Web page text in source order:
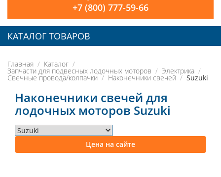
+7 (800) 777-59-66
КАТАЛОГ ТОВАРОВ
Главная Каталог
Запчасти для подвесных лодочных моторов Электрика
Свечные провода/колпачки Наконечники свечей Suzuki
Наконечники свечей для
лодочных моторов Suzuki
Цена на сайте